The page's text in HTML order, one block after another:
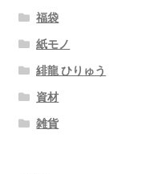
福袋
紙モノ
緋龍 ひりゅう
資材
雑貨